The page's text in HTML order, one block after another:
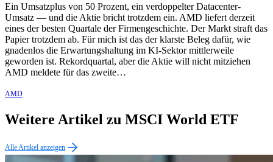
Ein Umsatzplus von 50 Prozent, ein verdoppelter Datacenter-
Umsatz — und die Aktie bricht trotzdem ein. AMD liefert derzeit
eines der besten Quartale der Firmengeschichte. Der Markt straft das
Papier trotzdem ab. Für mich ist das der klarste Beleg dafür, wie
gnadenlos die Erwartungshaltung im KI-Sektor mittlerweile
geworden ist. Rekordquartal, aber die Aktie will nicht mitziehen
AMD meldete für das zweite…
AMD
Weitere Artikel zu MSCI World ETF
Alle Artikel anzeigen